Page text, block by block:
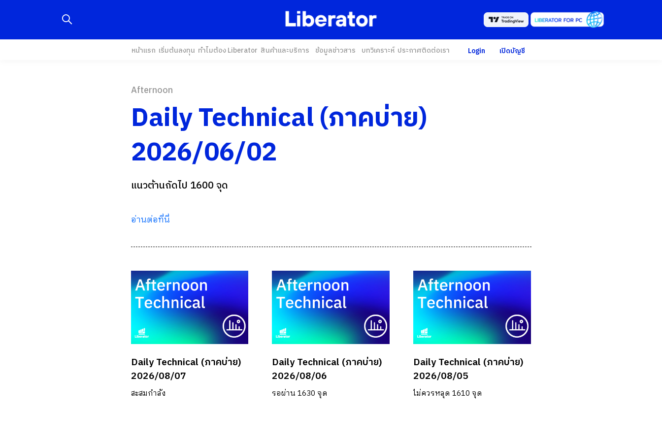
หน้าแรก เริ่มต้นลงทุน ทำไมต้อง Liberator สินค้าและบริการ ข้อมูลข่าวสาร บทวิเคราะห์ ประกาศติดต่อเรา Login เปิดบัญชี
Afternoon
Daily Technical (ภาคบ่าย)
2026/06/02
แนวต้านถัดไป 1600 จุด
อ่านต่อที่นี่
Daily Technical (ภาคบ่าย)
2026/08/07
สะสมกำลัง
Daily Technical (ภาคบ่าย)
2026/08/06
รอผ่าน 1630 จุด
Daily Technical (ภาคบ่าย)
2026/08/05
ไม่ควรหลุด 1610 จุด